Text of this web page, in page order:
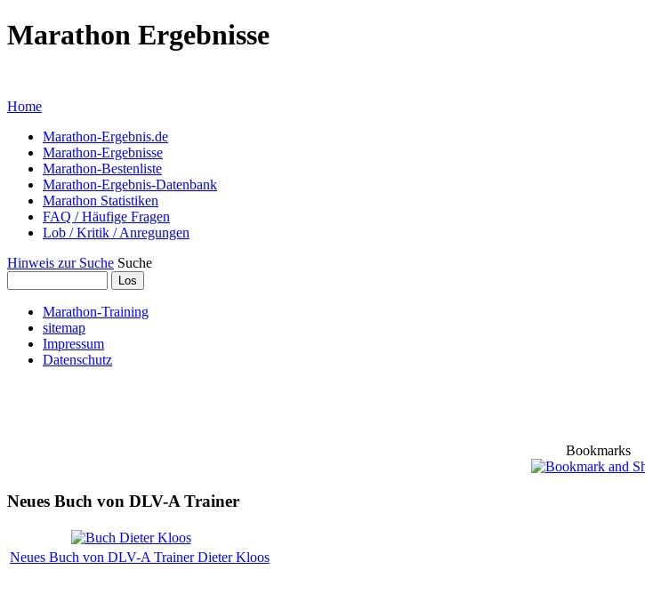
Marathon Ergebnisse
Home
Marathon-Ergebnis.de
Marathon-Ergebnisse
Marathon-Bestenliste
Marathon-Ergebnis-Datenbank
Marathon Statistiken
FAQ / Häufige Fragen
Lob / Kritik / Anregungen
Hinweis zur Suche Suche
Marathon-Training
sitemap
Impressum
Datenschutz
Bookmarks
Neues Buch von DLV-A Trainer
Neues Buch von DLV-A Trainer Dieter Kloos